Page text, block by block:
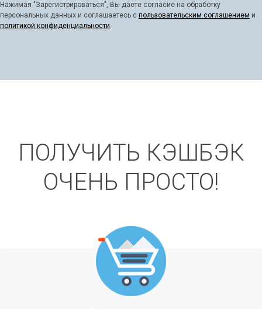
Нажимая "Зарегистрироваться", Вы даете согласие на обработку
персональных данных и соглашаетесь с пользовательским соглашением и
политикой конфиденциальности.
ПОЛУЧИТЬ КЭШБЭК
ОЧЕНЬ ПРОСТО!